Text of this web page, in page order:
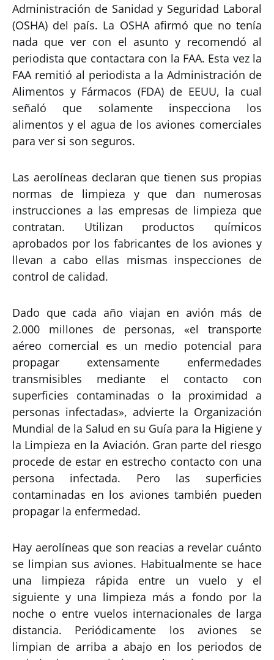
Administración de Sanidad y Seguridad Laboral
(OSHA) del país. La OSHA afirmó que no tenía
nada que ver con el asunto y recomendó al
periodista que contactara con la FAA. Esta vez la
FAA remitió al periodista a la Administración de
Alimentos y Fármacos (FDA) de EEUU, la cual
señaló que solamente inspecciona los
alimentos y el agua de los aviones comerciales
para ver si son seguros.
Las aerolíneas declaran que tienen sus propias
normas de limpieza y que dan numerosas
instrucciones a las empresas de limpieza que
contratan. Utilizan productos químicos
aprobados por los fabricantes de los aviones y
llevan a cabo ellas mismas inspecciones de
control de calidad.
Dado que cada año viajan en avión más de
2.000 millones de personas, «el transporte
aéreo comercial es un medio potencial para
propagar extensamente enfermedades
transmisibles mediante el contacto con
superficies contaminadas o la proximidad a
personas infectadas», advierte la Organización
Mundial de la Salud en su Guía para la Higiene y
la Limpieza en la Aviación. Gran parte del riesgo
procede de estar en estrecho contacto con una
persona infectada. Pero las superficies
contaminadas en los aviones también pueden
propagar la enfermedad.
Hay aerolíneas que son reacias a revelar cuánto
se limpian sus aviones. Habitualmente se hace
una limpieza rápida entre un vuelo y el
siguiente y una limpieza más a fondo por la
noche o entre vuelos internacionales de larga
distancia. Periódicamente los aviones se
limpian de arriba a abajo en los periodos de